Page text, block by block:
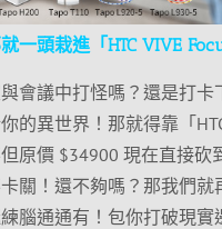
一頭栽進「HTC VIVE
會議中打怪嗎？還是打
的異世界！那就得靠「
原價 $34900 現在直接
關！還不夠嗎？那我們
腦通通有！包你打破現